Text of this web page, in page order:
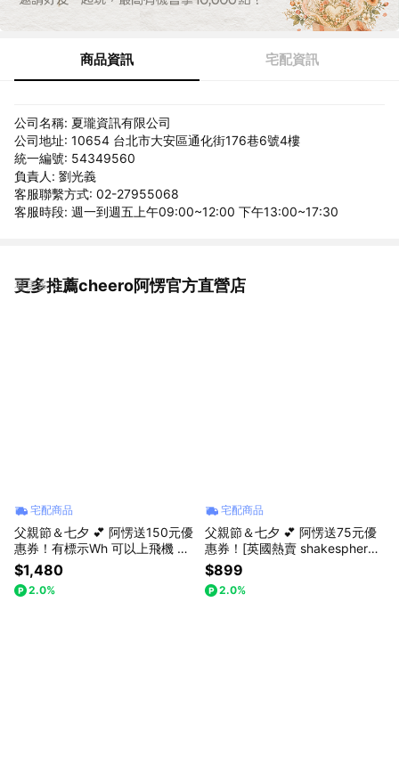
商品資訊 宅配資訊
公司名稱: 夏瓏資訊有限公司
公司地址: 10654 台北市大安區通化街176巷6號4樓
統一編號: 54349560
負責人: 劉光義
客服聯繫方式: 02-27955068
客服時段: 週一到週五上午09:00~12:00 下午13:00~17:30
更多推薦cheero阿愣官方直營店
看更多
宅配商品
父親節＆七夕 💕 阿愣送150元優
惠券！有標示Wh 可以上飛機 M
YCELL Mini Cube Pro 5 in 1 / 1
0000mAh MagSafe 磁吸多功能
行動電源
$1,480
2.0%
宅配商品
父親節＆七夕 💕 阿愣送75元優
惠券！[英國熱賣 shakesphere]
迷你版膠囊搖搖杯 300mL MINI
Tritan Clear 可放熱水
$899
2.0%